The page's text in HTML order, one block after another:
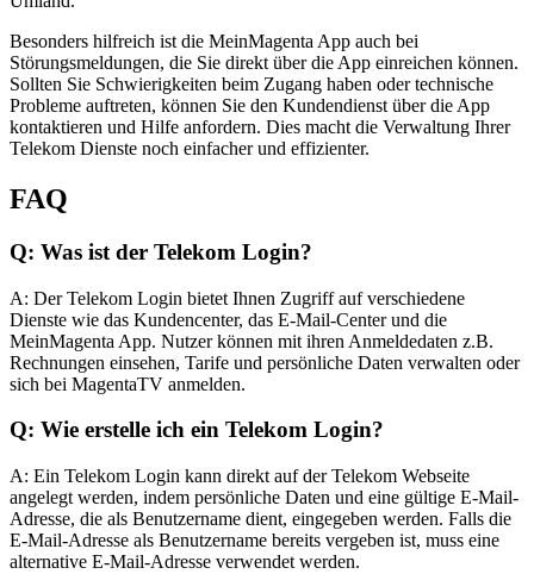
Besonders hilfreich ist die MeinMagenta App auch bei
Störungsmeldungen, die Sie direkt über die App einreichen können.
Sollten Sie Schwierigkeiten beim Zugang haben oder technische
Probleme auftreten, können Sie den Kundendienst über die App
kontaktieren und Hilfe anfordern. Dies macht die Verwaltung Ihrer
Telekom Dienste noch einfacher und effizienter.
FAQ
Q: Was ist der Telekom Login?
A: Der Telekom Login bietet Ihnen Zugriff auf verschiedene
Dienste wie das Kundencenter, das E-Mail-Center und die
MeinMagenta App. Nutzer können mit ihren Anmeldedaten z.B.
Rechnungen einsehen, Tarife und persönliche Daten verwalten oder
sich bei MagentaTV anmelden.
Q: Wie erstelle ich ein Telekom Login?
A: Ein Telekom Login kann direkt auf der Telekom Webseite
angelegt werden, indem persönliche Daten und eine gültige E-Mail-
Adresse, die als Benutzername dient, eingegeben werden. Falls die
E-Mail-Adresse als Benutzername bereits vergeben ist, muss eine
alternative E-Mail-Adresse verwendet werden.